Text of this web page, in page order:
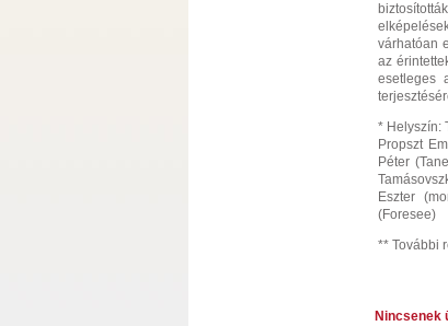
várhatóan
az
esetleges
* Helyszín:
Propszt
Péter
Eszter
(Foresee)
** További
Nincsenek